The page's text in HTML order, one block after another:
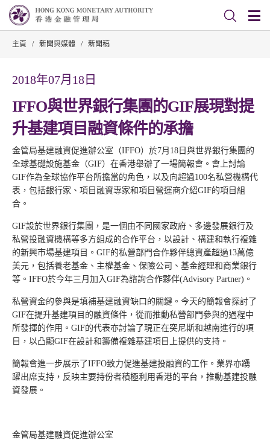
主頁 / 新聞與媒體 / 新聞稿
2018年07月18日
IFFO與世界銀行集團的GIF展現對提
升基建項目融資條件的承擔
金管局基建融資促進辦公室（IFFO）於7月18日與世界銀行集團的
全球基礎設施基金（GIF）在香港舉辦了一場簡報會。會上討論
GIF作為全球協作平台所擔當的角色，以及向超過100名私營機構代
表，包括銀行家、項目融資專家和項目營運商介紹GIF的項目組
合。
GIF設於世界銀行集團，是一個由不同國家政府、多邊發展銀行及
私營投融資機構等多方組成的合作平台，以設計、構建和執行複雜
的新興市場基建項目。GIF的私營部門合作夥伴總資產超過13萬億
美元，包括養老基金、主權基金、保險公司、基金經理和商業銀行
等。IFFO於今年三月加入GIF為諮詢合作夥伴(Advisory Partner)。
私營資金的參與是填補基建融資缺口的關鍵。今天的簡報會探討了
GIF在提升基建項目的融資條件，從而推動私營部門參與的過程中
所發揮的作用。GIF的代表亦討論了現正在突尼斯和越南進行的項
目，以凸顯GIF在設計和籌備複雜基建項目上提供的支持。
簡報會進一步展示了IFFO致力促進基建投融資的工作。業界亦踴
躍出席支持，反映主要持份者積極利用香港的平台，推動基建投融
資發展。
金管局基建融資促進辦公室